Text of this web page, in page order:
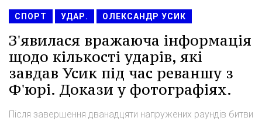
СПОРТ УДАР. ОЛЕКСАНДР УСИК
З'явилася вражаюча інформація
щодо кількості ударів, які
завдав Усик під час реваншу з
Ф'юрі. Докази у фотографіях.
Після завершення дванадцяти напружених раундів битви